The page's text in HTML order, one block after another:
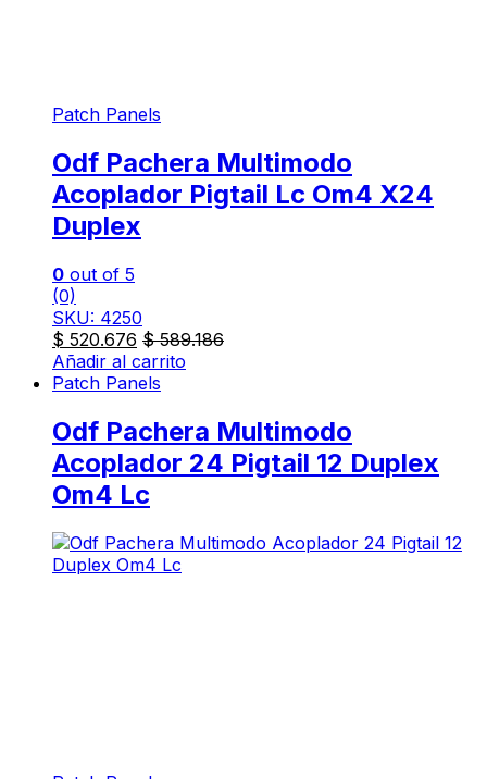
Patch Panels
Odf Pachera Multimodo
Acoplador Pigtail Lc Om4 X24
Duplex
0 out of 5
(0)
SKU: 4250
$ 520.676 $589.186
Añadir al carrito
Patch Panels
Odf Pachera Multimodo
Acoplador 24 Pigtail 12 Duplex
Om4 Lc